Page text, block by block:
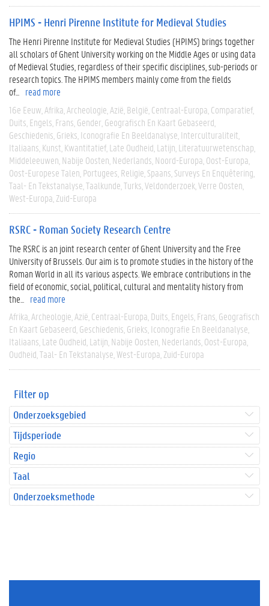
HPIMS - Henri Pirenne Institute for Medieval Studies
The Henri Pirenne Institute for Medieval Studies (HPIMS) brings together
all scholars of Ghent University working on the Middle Ages or using data
of Medieval Studies, regardless of their specific disciplines, sub-periods or
research topics. The HPIMS members mainly come from the fields
of...
read more
16e Eeuw Afrika Archeologie Azië België Centraal-Europa Comparatief
Duits Engels Frans Gender Geografisch En Kaart Gebaseerd
Geschiedenis Grieks Iconografie En Beeldanalyse Interculturaliteit
Italiaans Kunst Kwantitatief Late Oudheid Latijn Literatuurwetenschap
Middeleeuwen Nabije Oosten Nederlands Noord-Europa Oost-Europa
Oost-Europese Talen Portugees Religie Spaans Surveys En Enquêtering
Taal- En Tekstanalyse Taalkunde Turks Veldonderzoek Verre Oosten
West-Europa Zuid-Europa
RSRC - Roman Society Research Centre
The RSRC is an joint research center of Ghent University and the Free
University of Brussels. Our aim is to promote studies in the history of the
Roman World in all its various aspects. We embrace contributions in the
field of economic, social, political, cultural and mentality history from
the...
read more
Afrika Archeologie Azië Centraal-Europa Duits Engels Frans Geografisch
En Kaart Gebaseerd Geschiedenis Grieks Iconografie En Beeldanalyse
Italiaans Late Oudheid Latijn Nabije Oosten Nederlands Oost-Europa
Oudheid Taal- En Tekstanalyse West-Europa Zuid-Europa
Filter op
Onderzoeksgebied
Tijdsperiode
Regio
Taal
Onderzoeksmethode